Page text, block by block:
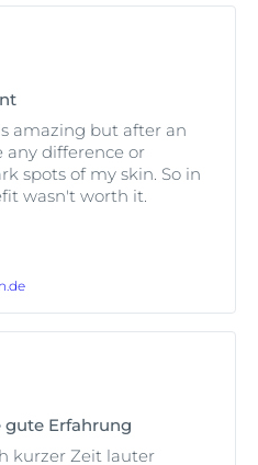
amazing but after an
any difference or
spots of my skin. So in
wasn't worth it.
Erfahrung
kurzer Zeit lauter